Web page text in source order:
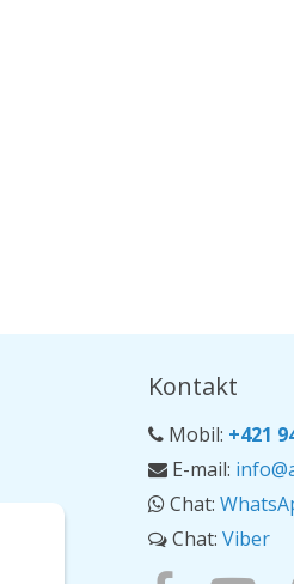
Kontakt
Mobil: +421
E-mail:
Chat:
Chat: Viber